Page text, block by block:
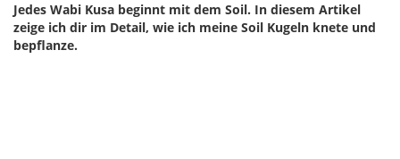
Jedes Wabi Kusa beginnt mit dem Soil. In diesem Artikel
zeige ich dir im Detail, wie ich meine Soil Kugeln knete und
bepflanze.